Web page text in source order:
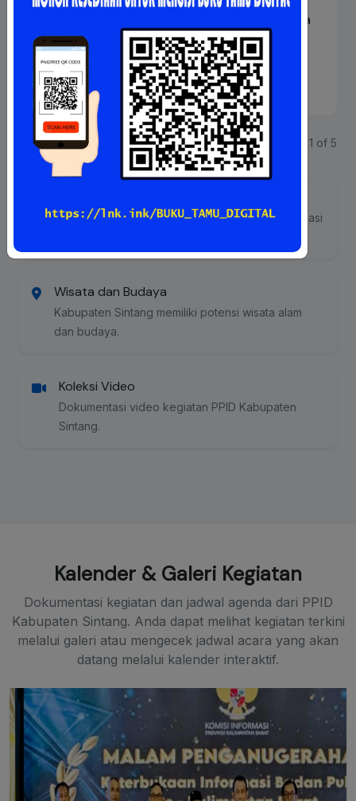
[HOAKS] Nilai Rupiah Melemah Karena Indonesia
Menolak Pinjaman …
08 Jul 2026
Detail
Next Page 1 of 5
Dokumentasi kegiatan Pejabat Pengelola Informasi
Wisata dan Budaya
Kabupaten Sintang memiliki potensi wisata alam
dan budaya.
Koleksi Video
Dokumentasi video kegiatan PPID Kabupaten
Sintang.
Kalender & Galeri Kegiatan
Dokumentasi kegiatan dan jadwal agenda dari PPID
Kabupaten Sintang. Anda dapat melihat kegiatan terkini
melalui galeri atau mengecek jadwal acara yang akan
datang melalui kalender interaktif.